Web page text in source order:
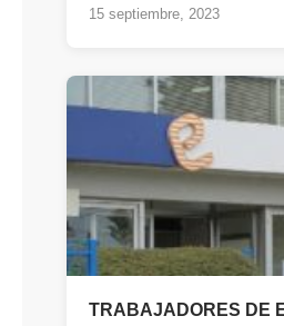
15 septiembre, 2023
TRABAJADORES DE